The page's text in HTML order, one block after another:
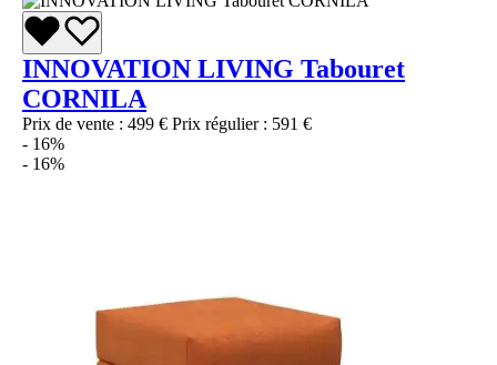
INNOVATION LIVING Tabouret
CORNILA
Prix de vente : 499 € Prix régulier : 591 €
- 16%
- 16%